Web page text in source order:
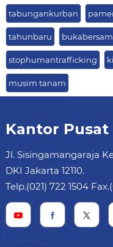
tabungankurban
tahunbaru
stophumantrafficking
musim tanam
Kantor Pusat
Jl. Sisingamangaraja
DKI Jakarta 12110.
Telp.(021) 722 1504